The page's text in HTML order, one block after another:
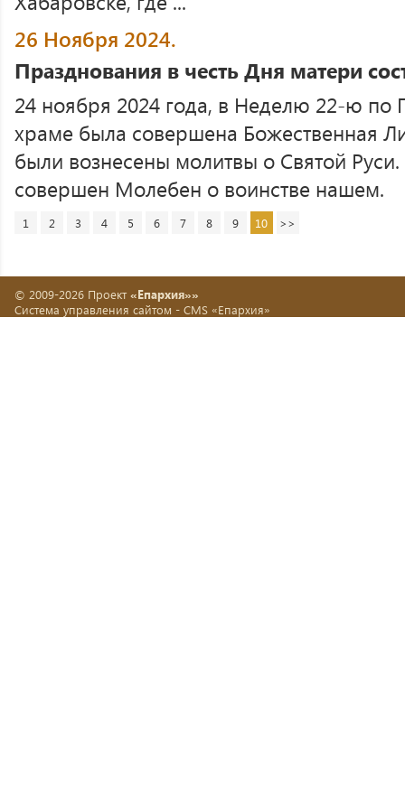
26 Ноября 2024.
Празднования в честь Дня матери
24 ноября 2024 года, в Неделю 22-ю по
храме была совершена Божественная
были вознесены молитвы о Святой
совершен Молебен о воинстве нашем.
1 2 3 4 5 6 7 8 9 10 >>
© 2009-2026 Проект «Епархия»»
Система управления сайтом - CMS «Епархия»